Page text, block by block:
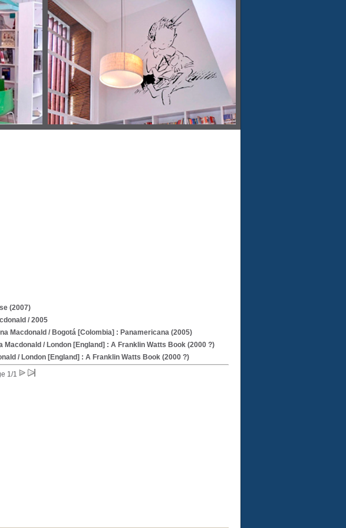
(2007)
/ 2005
Macdonald / Bogotá [Colombia] : Panamericana (2005)
Macdonald / London [England] : A Franklin Watts Book (2000 ?)
/ London [England] : A Franklin Watts Book (2000 ?)
1/1